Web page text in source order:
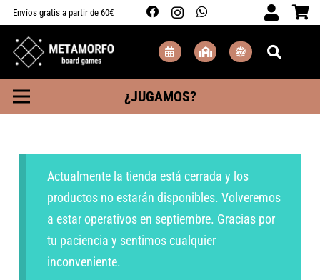
Envíos gratis a partir de 60€
¿JUGAMOS?
Actualmente la tienda está cerrada y los
productos no estarán disponibles. Volveremos
a estar operativos en septiembre. Gracias por
tu paciencia y sentimos cualquier
inconveniente.